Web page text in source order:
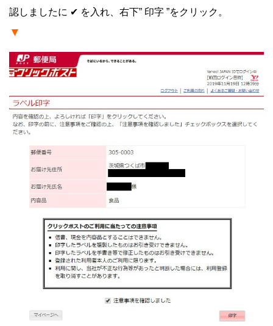
認しましたに ✔ を入れ、右下” 印字 ”をクリック。
▼